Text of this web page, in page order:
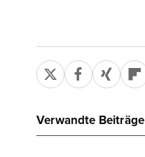
Verwandte Beiträge